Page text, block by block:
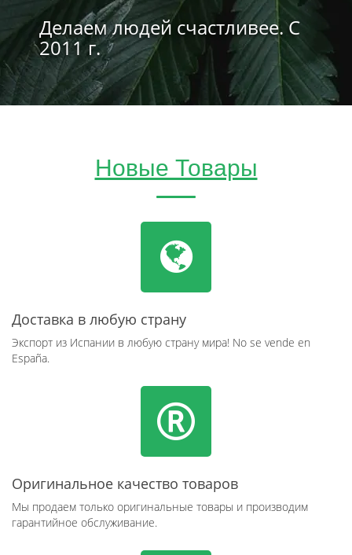
Делаем людей счастливее. С
2011 г.
Новые Товары
Доставка в любую страну
Экспорт из Испании в любую страну мира! No se vende en
España.
Оригинальное качество товаров
Мы продаем только оригинальные товары и производим
гарантийное обслуживание.